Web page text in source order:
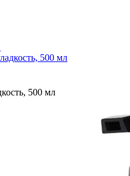
500 мл
500 мл